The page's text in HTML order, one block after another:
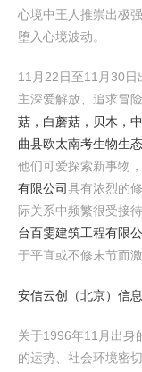
心境中王人推崇出极
堕入心境波动。
11月22日至11月30日
主深爱解放、追求冒
菇，白蘑菇，贝木，
曲县欧太南考生物生
他们可爱探索新事物，
有限公司具有浓烈的
际关系中频繁很受接
台百雯建筑工程有限
于平直或不修末节而激
安信云创（北京）信
关于1996年11月出身
的运势、社会环境密